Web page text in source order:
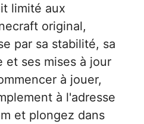
limité aux
original,
par sa stabilité, sa
et ses mises à jour
à jouer,
à l'adresse
et plongez dans